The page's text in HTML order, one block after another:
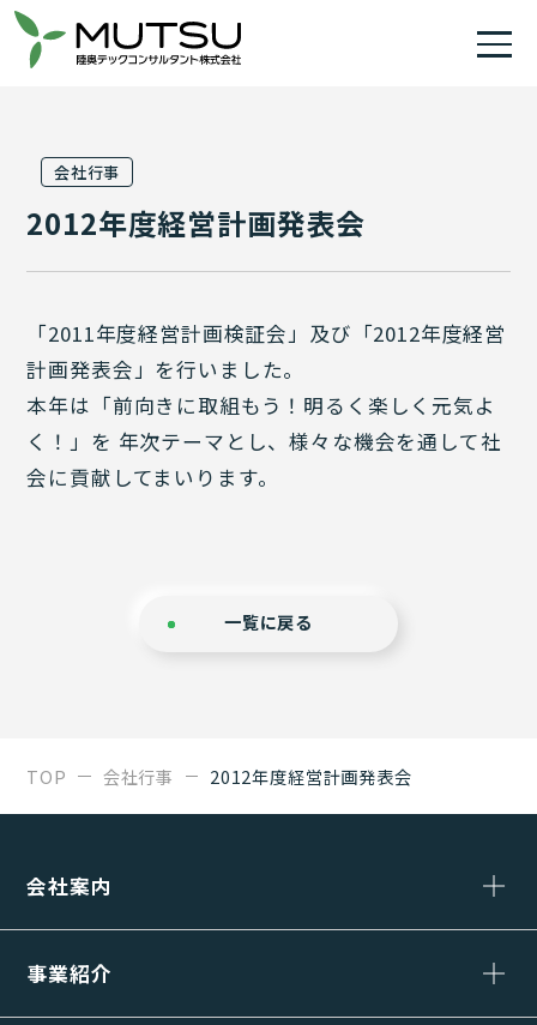
会社行事
2012年度経営計画発表会
「2011年度経営計画検証会」及び「2012年度経営
計画発表会」を行いました。
本年は「前向きに取組もう！明るく楽しく元気よ
く！」を 年次テーマとし、様々な機会を通して社
会に貢献してまいります。
一覧に戻る
TOP 会社行事 2012年度経営計画発表会
会社案内
事業紹介